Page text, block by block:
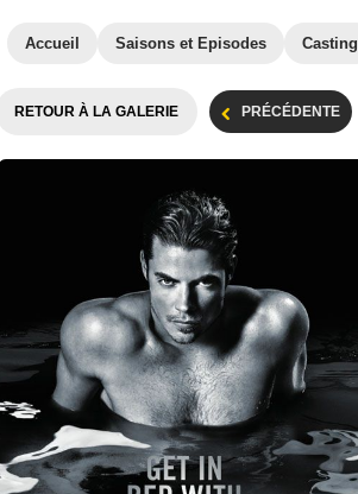
Accueil Saisons et Episodes Casting
RETOUR À LA GALERIE PRÉCÉDENTE